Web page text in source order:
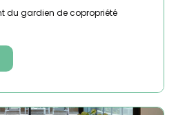
du gardien de copropriété